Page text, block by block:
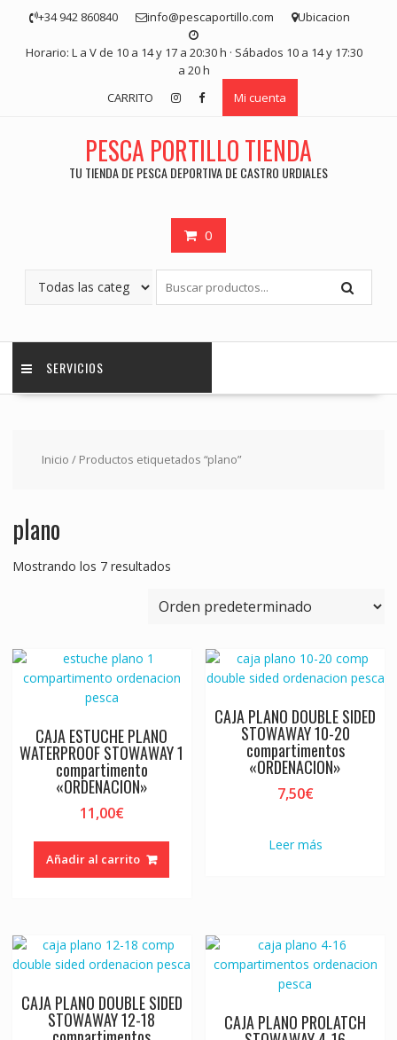
contenido
+34 942 860840 info@pescaportillo.com Ubicacion
Horario: L a V de 10 a 14 y 17 a 20:30 h · Sábados 10 a 14 y 17:30
a 20 h
CARRITO
Mi cuenta
PESCA PORTILLO TIENDA
TU TIENDA DE PESCA DEPORTIVA DE CASTRO URDIALES
0
SERVICIOS
Inicio / Productos etiquetados “plano”
plano
Mostrando los 7 resultados
CAJA ESTUCHE PLANO
WATERPROOF STOWAWAY 1
compartimento
«ORDENACION»
11,00€
Añadir al carrito
CAJA PLANO DOUBLE SIDED
STOWAWAY 10-20
compartimentos
«ORDENACION»
7,50€
Leer más
CAJA PLANO DOUBLE SIDED
STOWAWAY 12-18 CAJA PLANO PROLATCH